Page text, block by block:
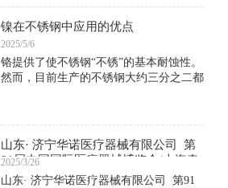
镍在不锈钢中应用的优点
2025/5/6
铬提供了使不锈钢“不锈”的基本耐蚀性。
然而，目前生产的不锈钢大约三分之二都
山东· 济宁华诺医疗器械有限公司 第
91届中国国际医疗器械博览会(上海春
季)
2025/3/26
山东· 济宁华诺医疗器械有限公司 第91